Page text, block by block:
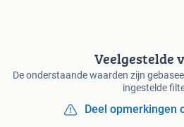
Veelgestelde
De onderstaande waarden zijn
ingestelde
Deel opmerkingen